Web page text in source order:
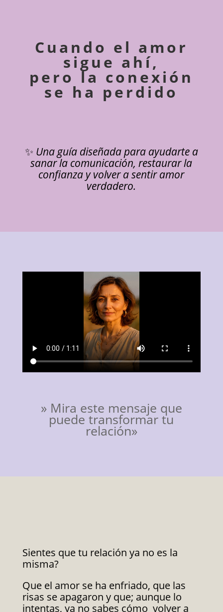
Cuando el amor
sigue ahí,
pero la conexión
se ha perdido
✨ Una guía diseñada para ayudarte a
sanar la comunicación, restaurar la
confianza y volver a sentir amor
verdadero.
» Mira este mensaje que
puede transformar tu
relación»
Sientes que tu relación ya no es la
misma?
Que el amor se ha enfriado, que las
risas se apagaron y que; aunque lo
intentas, ya no sabes cómo volver a